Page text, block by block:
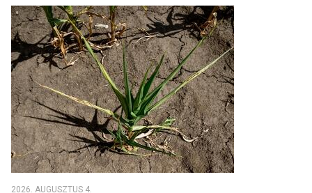
2026. AUGUSZTUS 4.